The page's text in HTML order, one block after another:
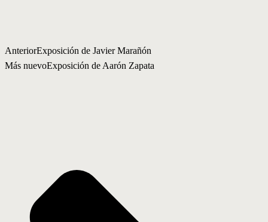
AnteriorExposición de Javier Marañón
Más nuevoExposición de Aarón Zapata